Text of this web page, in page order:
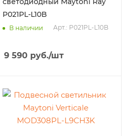
P021PL-L10B
В наличии Арт.: P021PL-L10B
9 590 руб./шт